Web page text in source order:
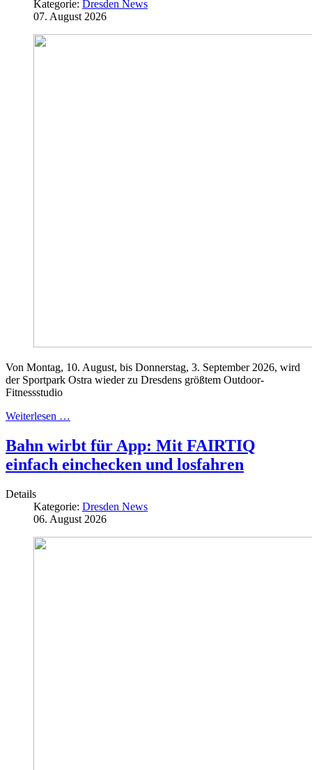
Kategorie: Dresden News
07. August 2026
Von Montag, 10. August, bis Donnerstag, 3. September 2026, wird
der Sportpark Ostra wieder zu Dresdens größtem Outdoor-
Fitnessstudio
Weiterlesen …
Bahn wirbt für App: Mit FAIRTIQ
einfach einchecken und losfahren
Details
Kategorie: Dresden News
06. August 2026